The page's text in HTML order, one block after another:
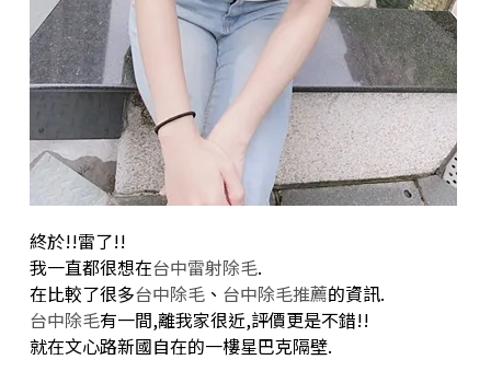
終於!!雷了!!
我一直都很想在台中雷射除毛.
在比較了很多台中除毛 、 台中除毛推薦的資訊.
台中除毛有一間,離我家很近,評價更是不錯!!
就在文心路新國自在的一樓星巴克隔壁.